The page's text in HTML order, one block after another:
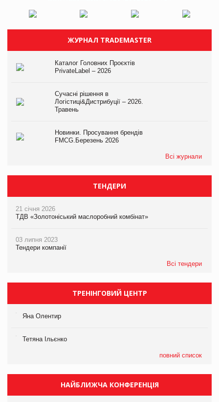
ЖУРНАЛ TRADEMASTER
Каталог Головних Проєктів
PrivateLabel – 2026
Сучасні рішення в
Логістиці&Дистрибуції – 2026.
Травень
Новинки. Просування брендів
FMCG.Березень 2026
Всі журнали
ТЕНДЕРИ
21 січня 2026
ТДВ «Золотоніський маслоробний комбінат»
03 липня 2023
Тендери компанії
Всі тендери
ТРЕНІНГОВИЙ ЦЕНТР
Яна Олентир
Тетяна Ільєнко
повний список
НАЙБЛИЖЧА КОНФЕРЕНЦІЯ